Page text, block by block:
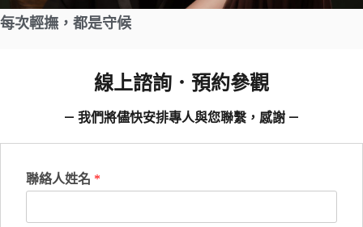
每次輕撫，都是守候
線上諮詢．預約參觀
— 我們將儘快安排專人與您聯繫，感謝 —
聯絡人姓名 *